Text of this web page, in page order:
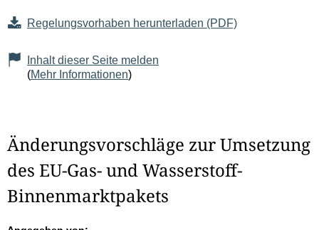
Regelungsvorhaben herunterladen (PDF)
Inhalt dieser Seite melden
(Mehr Informationen)
Änderungsvorschläge zur Umsetzung
des EU-Gas- und Wasserstoff-
Binnenmarktpakets